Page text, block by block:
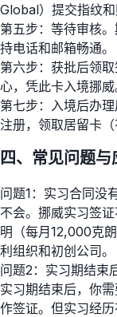
Global）提交指纹和
第五步：等待审核
持电话和邮箱畅通。
第六步：获批后领
心，凭此卡入境挪威
第七步：入境后办
注册，领取居留卡（
四、常见问题与
问题1：实习合同没
不会。挪威实习签
明（每月12,000克
利组织和初创公司。
问题2：实习期结束
实习期结束后，你
作签证。但实习经